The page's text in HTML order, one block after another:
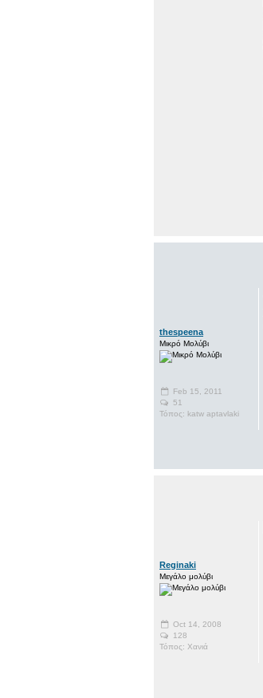
thespeena
Μικρό Μολύβι
Feb 15, 2011
51
Τόπος: katw aptavlaki
Reginaki
Μεγάλο μολύβι
Oct 14, 2008
128
Τόπος: Χανιά